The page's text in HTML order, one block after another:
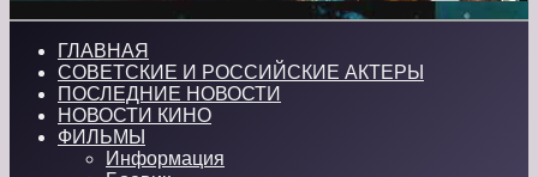
ГЛАВНАЯ
СОВЕТСКИЕ И РОССИЙСКИЕ АКТЕРЫ
ПОСЛЕДНИЕ НОВОСТИ
НОВОСТИ КИНО
ФИЛЬМЫ
Информация